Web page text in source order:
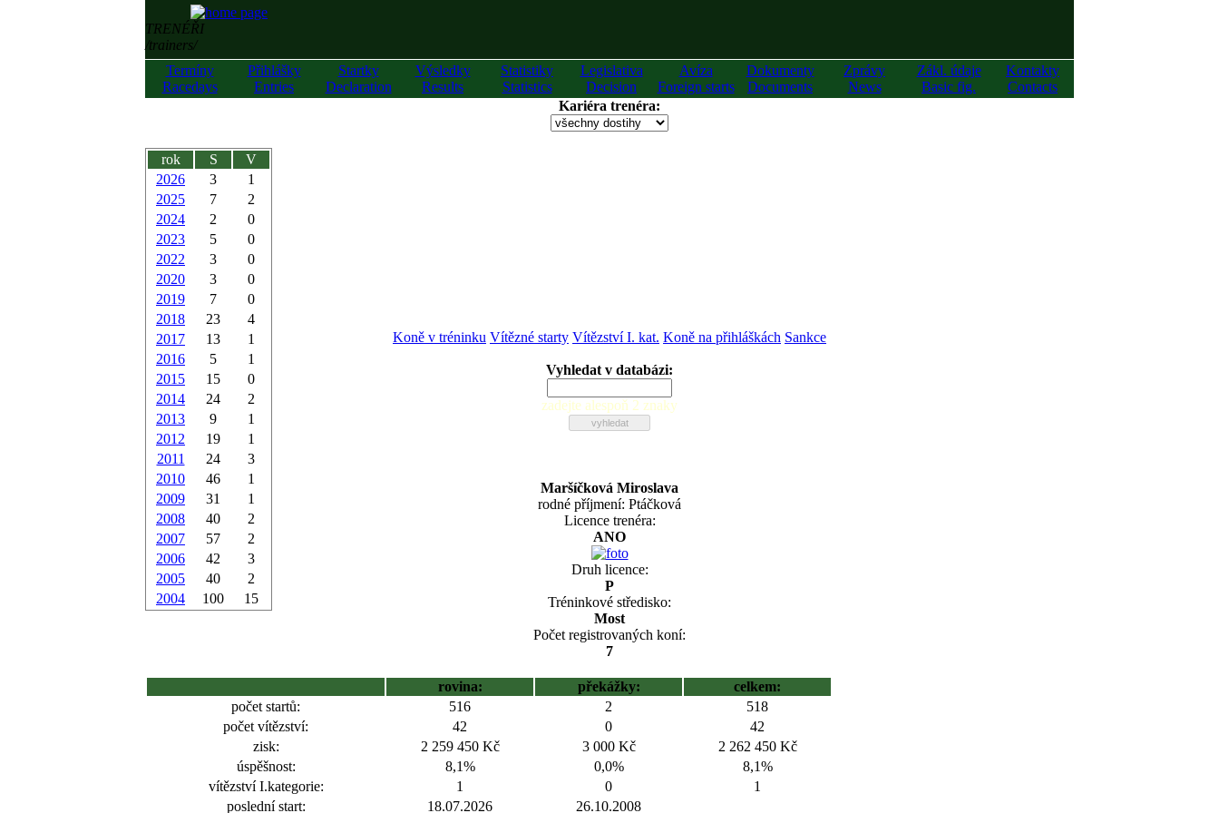
TRENÉŘI
/trainers/
Termíny
Racedays
Přihlášky
Entries
Startky
Declaration
Výsledky
Results
Statistiky
Statistics
Legislativa
Decision
Avíza
Foreign starts
Dokumenty
Documents
Zprávy
News
Zákl. údaje
Basic fig.
Kontakty
Contacts
Kariéra trenéra:
rok S
V
2026
3
1
2025
7
2
2024
2
0
2023
5
0
2022
3
0
2020
3
0
2019
7
0
2018
23
4
2017
13
1
2016
5
1
2015
15
0
2014
24
2
2013
9
1
2012
19
1
2011
24
3
2010
46
1
2009
31
1
2008
40
2
2007
57
2
2006
42
3
2005
40
2
2004
100 15
Koně v tréninku Vítězné starty Vítězství I. kat. Koně na přihláškách Sankce
Vyhledat v databázi:
zadejte alespoň 2 znaky
Maršíčková Miroslava
rodné příjmení: Ptáčková
Licence trenéra:
ANO
Druh licence:
P
Tréninkové středisko:
Most
Počet registrovaných koní:
7
rovina: překážky:
celkem:
počet startů:
516 2
518
počet vítězství:
42 0
42
zisk:
2 259 450 Kč 3 000 Kč
2 262 450 Kč
úspěšnost:
8,1% 0,0%
8,1%
vítězství I.kategorie:
1 0
1
poslední start:
18.07.2026 26.10.2008